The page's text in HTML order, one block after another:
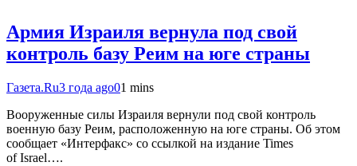
Армия Израиля вернула под свой
контроль базу Реим на юге страны
Газета.Ru3 года ago01 mins
Вооруженные силы Израиля вернули под свой контроль
военную базу Реим, расположенную на юге страны. Об этом
сообщает «Интерфакс» со ссылкой на издание Times
of Israel….